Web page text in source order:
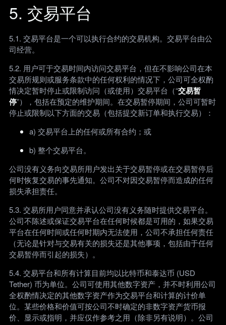
5. 交易平台
5.1. 交易平台是一个可以执行合约的交易机构。交易平台由公
司经营。
5.2. 用户可于交易时间内访问交易平台，但在不影响公司在本
交易所规则或服务条款中的任何权利的情况下，公司可全权酌
情决定暂时停止或限制访问（或使用）交易平台（“交易暂
停”），包括在预定的维护期间。在交易暂停期间，公司可暂时
停止或限制以下方面的交易（包括提交新订单和执行交易）：
a) 交易平台上的任何或所有合约；或
b) 整个交易平台。
公司没有义务向交易所用户发出关于交易暂停或在交易暂停后
何时恢复交易的事先通知。公司不对因交易暂停而造成的任何
损失承担责任。
5.3. 交易所用户同意并承认公司没有义务随时提供交易平台。
公司不陈述或保证交易平台在任何时候都是可用的，如果交易
平台在任何时间或任何时期内无法使用，公司不承担任何责任
（无论是针对与交易有关的损失还是其他事项，包括由于任何
交易暂停而引起的损失）。
5.4. 交易平台和所有计算目前均以比特币和泰达币 (USD
Tether) 币为单位。公司可使用其他数字资产，并不时利用公司
全权酌情决定的其他数字资产作为交易平台和计算的计价单
位。某些价格和价值可按公司不时确定的非数字资产货币报
价、显示或指明，并应仅作参考之用（除非另有说明）。公司